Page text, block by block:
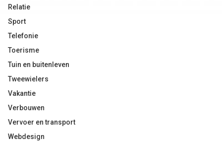
Relatie
Sport
Telefonie
Toerisme
Tuin en buitenleven
Tweewielers
Vakantie
Verbouwen
Vervoer en transport
Webdesign